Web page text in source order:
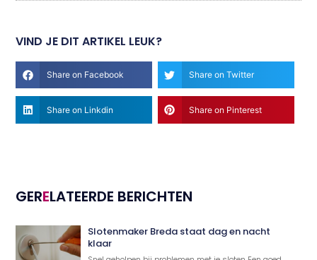
VIND JE DIT ARTIKEL LEUK?
Share on Facebook Share on Twitter
Share on Linkdin Share on Pinterest
GERELATEERDE BERICHTEN
Slotenmaker Breda staat dag en nacht
klaar